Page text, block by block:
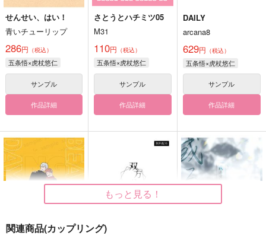
せんせい、はい！
青いチューリップ
286円 （税込）
五条悟×虎杖悠仁
サンプル
作品詳細
さとうとハチミツ05
M31
110円 （税込）
五条悟×虎杖悠仁
サンプル
作品詳細
DAILY
arcana8
629円 （税込）
五条悟×虎杖悠仁
サンプル
作品詳細
もっと見る！
関連商品(カップリング)